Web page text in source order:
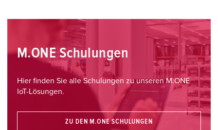
M.ONE Schulungen
Hier finden Sie alle Schulungen zu unseren M.ONE
IoT-Lösungen.
ZU DEN M.ONE SCHULUNGEN